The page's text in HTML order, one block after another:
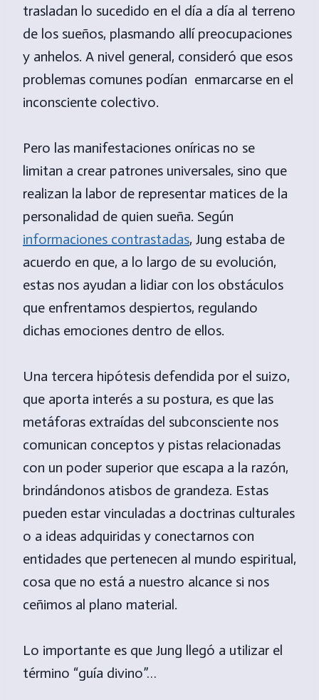
trasladan lo sucedido en el día a día al terreno
de los sueños, plasmando allí preocupaciones
y anhelos. A nivel general, consideró que esos
problemas comunes podían enmarcarse en el
inconsciente colectivo.
Pero las manifestaciones oníricas no se
limitan a crear patrones universales, sino que
realizan la labor de representar matices de la
personalidad de quien sueña. Según
informaciones contrastadas, Jung estaba de
acuerdo en que, a lo largo de su evolución,
estas nos ayudan a lidiar con los obstáculos
que enfrentamos despiertos, regulando
dichas emociones dentro de ellos.
Una tercera hipótesis defendida por el suizo,
que aporta interés a su postura, es que las
metáforas extraídas del subconsciente nos
comunican conceptos y pistas relacionadas
con un poder superior que escapa a la razón,
brindándonos atisbos de grandeza. Estas
pueden estar vinculadas a doctrinas culturales
o a ideas adquiridas y conectarnos con
entidades que pertenecen al mundo espiritual,
cosa que no está a nuestro alcance si nos
ceñimos al plano material.
Lo importante es que Jung llegó a utilizar el
término “guía divino”…